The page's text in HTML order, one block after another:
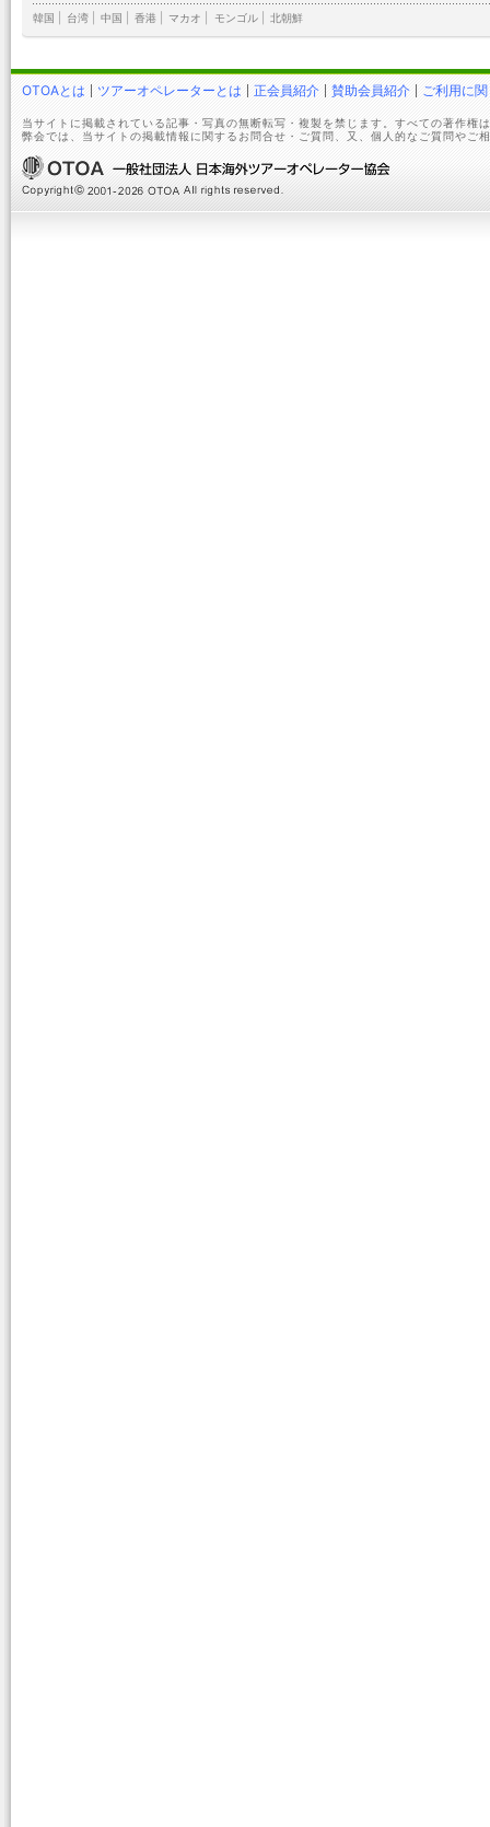
韓国 台湾 中国 香港 マカオ モンゴル| 北朝鮮
OTOAとは ツアーオペレーターとは 正会員紹介 賛助会員紹介 ご利用に
当サイトに掲載されている記事・写真の無断転写・複製を禁じます。すべての著作権
弊会では、当サイトの掲載情報に関するお問合せ・ご質問、又、個人的なご質問やご